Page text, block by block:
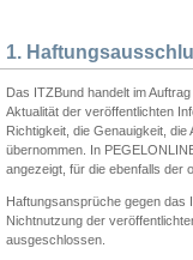
1.
Das ITZBund handelt im
Aktualität der veröffentlichten
Richtigkeit, die Genauigkeit,
übernommen. In
angezeigt, für die ebenfalls der
Haftungsansprüche gegen das
Nichtnutzung der
ausgeschlossen.